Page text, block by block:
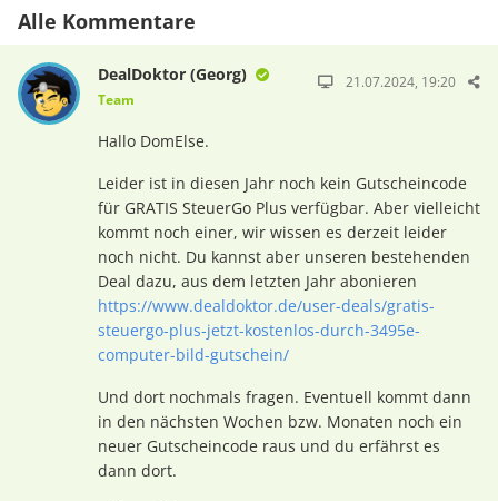
Alle Kommentare
DealDoktor (Georg)
Team
21.07.2024, 19:20
Hallo DomElse.
Leider ist in diesen Jahr noch kein Gutscheincode
für GRATIS SteuerGo Plus verfügbar. Aber vielleicht
kommt noch einer, wir wissen es derzeit leider
noch nicht. Du kannst aber unseren bestehenden
Deal dazu, aus dem letzten Jahr abonieren
https://www.dealdoktor.de/user-deals/gratis-
steuergo-plus-jetzt-kostenlos-durch-3495e-
computer-bild-gutschein/
Und dort nochmals fragen. Eventuell kommt dann
in den nächsten Wochen bzw. Monaten noch ein
neuer Gutscheincode raus und du erfährst es
dann dort.